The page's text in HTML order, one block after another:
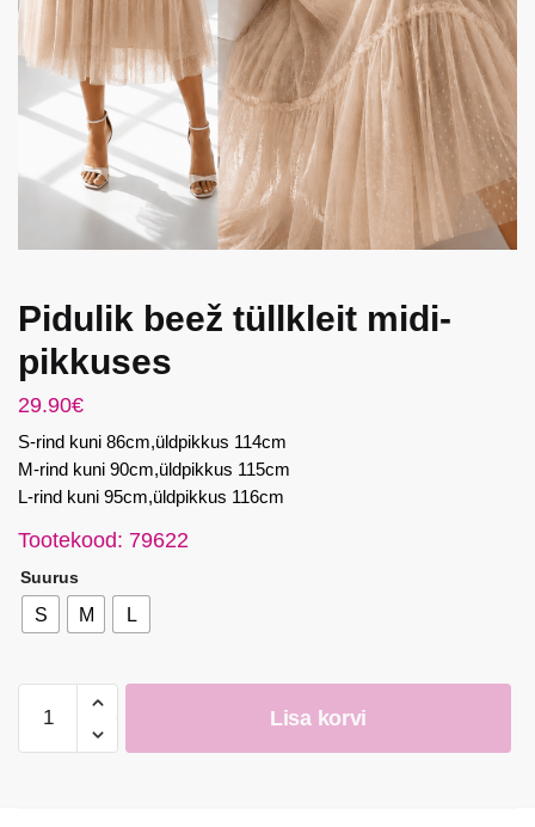
Pidulik beež tüllkleit midi-
pikkuses
29.90€
S-rind kuni 86cm,üldpikkus 114cm
M-rind kuni 90cm,üldpikkus 115cm
L-rind kuni 95cm,üldpikkus 116cm
Tootekood: 79622
Suurus
S M L
beež
tüllkleit
Lisa korvi